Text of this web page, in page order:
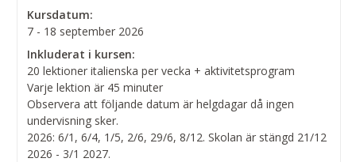
Kursdatum:
7 - 18 september 2026
Inkluderat i kursen:
20 lektioner italienska per vecka + aktivitetsprogram
Varje lektion är 45 minuter
Observera att följande datum är helgdagar då ingen
undervisning sker.
2026: 6/1, 6/4, 1/5, 2/6, 29/6, 8/12. Skolan är stängd 21/12
2026 - 3/1 2027.